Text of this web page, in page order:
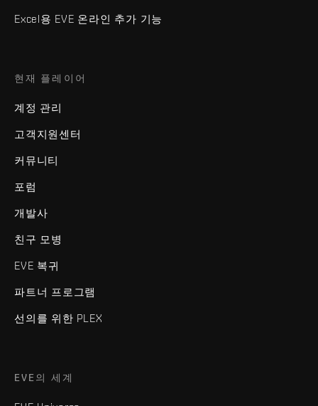
Excel용 EVE 온라인 추가 기능
현재 플레이어
계정 관리
고객지원센터
커뮤니티
포럼
개발사
친구 모병
EVE 복귀
파트너 프로그램
선의를 위한 PLEX
EVE의 세계